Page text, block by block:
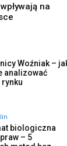
na
Woźniak –
analizować
biologiczna
– 5